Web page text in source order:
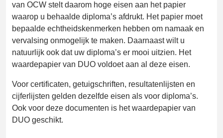
van OCW stelt daarom hoge eisen aan het papier
waarop u behaalde diploma’s afdrukt. Het papier moet
bepaalde echtheidskenmerken hebben om namaak en
vervalsing onmogelijk te maken. Daarnaast wilt u
natuurlijk ook dat uw diploma’s er mooi uitzien. Het
waardepapier van DUO voldoet aan al deze eisen.
Voor certificaten, getuigschriften, resultatenlijsten en
cijferlijsten gelden dezelfde eisen als voor diploma’s.
Ook voor deze documenten is het waardepapier van
DUO geschikt.